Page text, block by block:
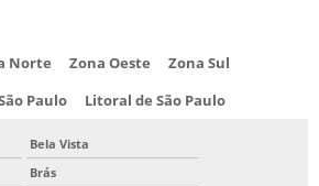
Norte Zona Oeste
Zona Sul
Paulo Litoral de São Paulo
Bela Vista
Brás